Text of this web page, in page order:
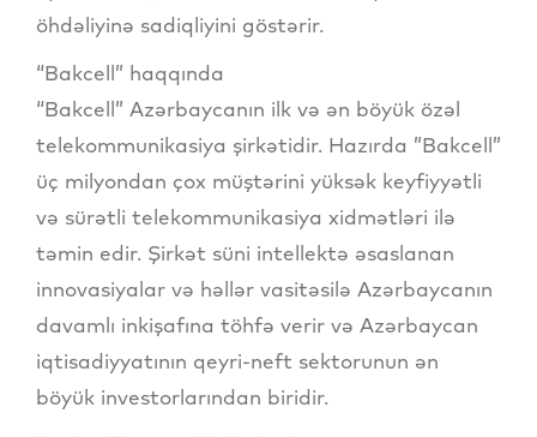
öhdəliyinə sadiqliyini göstərir.
“Bakcell” haqqında
“Bakcell” Azərbaycanın ilk və ən böyük özəl
telekommunikasiya şirkətidir. Hazırda ”Bakcell”
üç milyondan çox müştərini yüksək keyfiyyətli
və sürətli telekommunikasiya xidmətləri ilə
təmin edir. Şirkət süni intellektə əsaslanan
innovasiyalar və həllər vasitəsilə Azərbaycanın
davamlı inkişafına töhfə verir və Azərbaycan
iqtisadiyyatının qeyri-neft sektorunun ən
böyük investorlarından biridir.